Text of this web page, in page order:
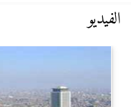
الفيديو